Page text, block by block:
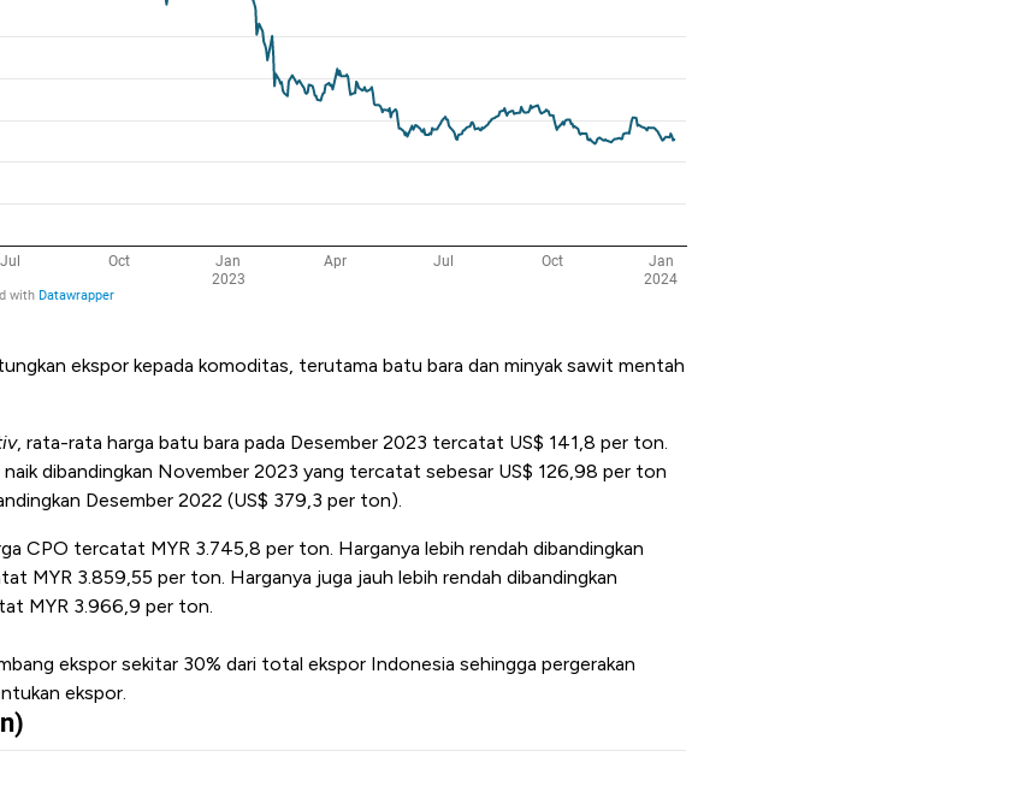
ekspor kepada komoditas, terutama batu bara dan minyak sawit mentah
, rata-rata harga batu bara pada Desember 2023 tercatat US$ 141,8 per ton.
dibandingkan November 2023 yang tercatat sebesar US$ 126,98 per ton
Desember 2022 (US$ 379,3 per ton).
CPO tercatat MYR 3.745,8 per ton. Harganya lebih rendah dibandingkan
MYR 3.859,55 per ton. Harganya juga jauh lebih rendah dibandingkan
MYR 3.966,9 per ton.
ekspor sekitar 30% dari total ekspor Indonesia sehingga pergerakan
ekspor.